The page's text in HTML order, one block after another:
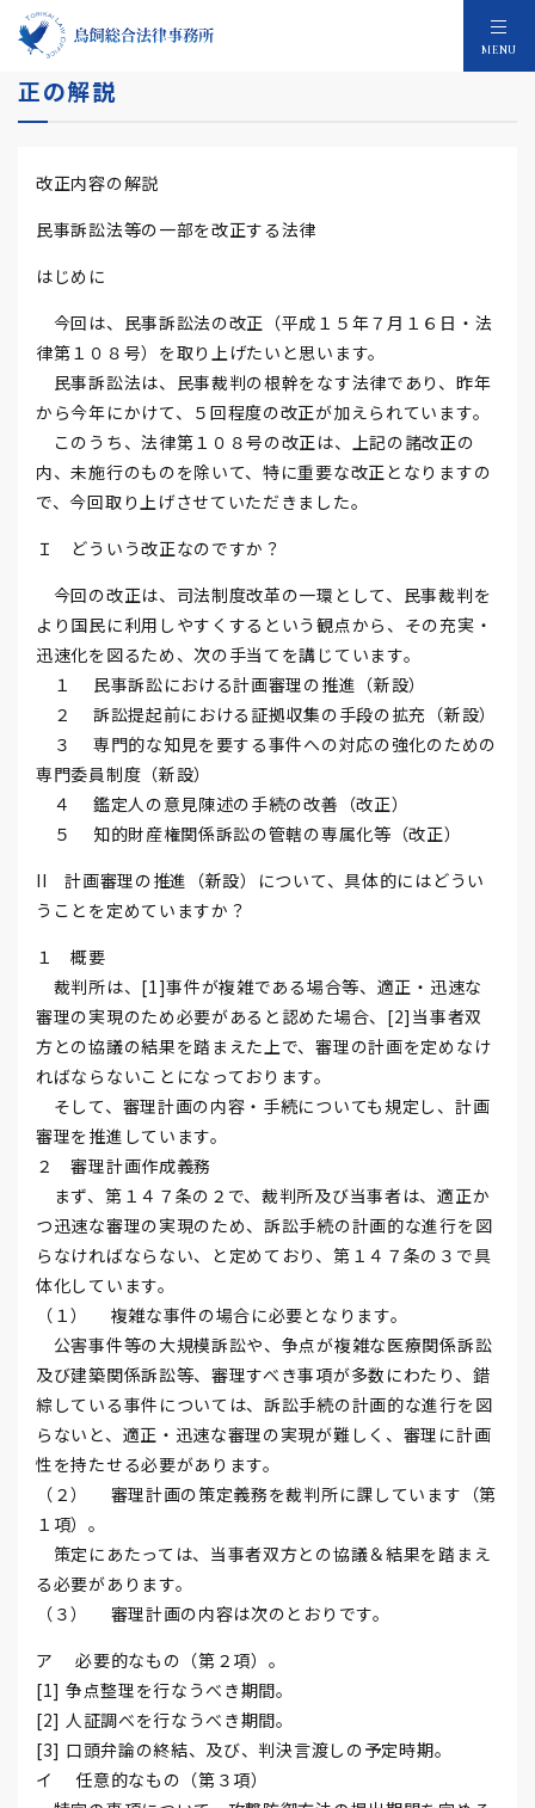
MENU
新しい法律の解説 平成15年民事訴訟法改
正の解説
改正内容の解説
民事訴訟法等の一部を改正する法律
はじめに
今回は、民事訴訟法の改正（平成１５年７月１６日・法
律第１０８号）を取り上げたいと思います。
民事訴訟法は、民事裁判の根幹をなす法律であり、昨年
から今年にかけて、５回程度の改正が加えられています。
このうち、法律第１０８号の改正は、上記の諸改正の
内、未施行のものを除いて、特に重要な改正となりますの
で、今回取り上げさせていただきました。
Ｉ どういう改正なのですか？
今回の改正は、司法制度改革の一環として、民事裁判を
より国民に利用しやすくするという観点から、その充実・
迅速化を図るため、次の手当てを講じています。
１ 民事訴訟における計画審理の推進（新設）
２ 訴訟提起前における証拠収集の手段の拡充（新設）
３ 専門的な知見を要する事件への対応の強化のための
専門委員制度（新設）
４ 鑑定人の意見陳述の手続の改善（改正）
５ 知的財産権関係訴訟の管轄の専属化等（改正）
II 計画審理の推進（新設）について、具体的にはどうい
うことを定めていますか？
１ 概要
裁判所は、[1]事件が複雑である場合等、適正・迅速な
審理の実現のため必要があると認めた場合、[2]当事者双
方との協議の結果を踏まえた上で、審理の計画を定めなけ
ればならないことになっております。
そして、審理計画の内容・手続についても規定し、計画
審理を推進しています。
２ 審理計画作成義務
まず、第１４７条の２で、裁判所及び当事者は、適正か
つ迅速な審理の実現のため、訴訟手続の計画的な進行を図
らなければならない、と定めており、第１４７条の３で具
体化しています。
（１） 複雑な事件の場合に必要となります。
公害事件等の大規模訴訟や、争点が複雑な医療関係訴訟
及び建築関係訴訟等、審理すべき事項が多数にわたり、錯
綜している事件については、訴訟手続の計画的な進行を図
らないと、適正・迅速な審理の実現が難しく、審理に計画
性を持たせる必要があります。
（２） 審理計画の策定義務を裁判所に課しています（第
１項）。
策定にあたっては、当事者双方との協議＆結果を踏まえ
る必要があります。
（３） 審理計画の内容は次のとおりです。
ア 必要的なもの（第２項）。
[1] 争点整理を行なうべき期間。
[2] 人証調べを行なうべき期間。
[3] 口頭弁論の終結、及び、判決言渡しの予定時期。
イ 任意的なもの（第３項）